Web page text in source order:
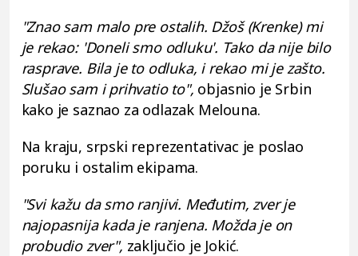
"Znao sam malo pre ostalih. Džoš (Krenke) mi
je rekao: 'Doneli smo odluku'. Tako da nije bilo
rasprave. Bila je to odluka, i rekao mi je zašto.
Slušao sam i prihvatio to", objasnio je Srbin
kako je saznao za odlazak Melouna.
Na kraju, srpski reprezentativac je poslao
poruku i ostalim ekipama.
"Svi kažu da smo ranjivi. Međutim, zver je
najopasnija kada je ranjena. Možda je on
probudio zver", zaključio je Jokić.